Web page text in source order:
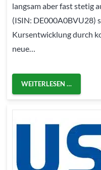
langsam aber fast stetig
(ISIN: DE000A0BVU28)
Kursentwicklung durch
neue…
WEITERLESEN …